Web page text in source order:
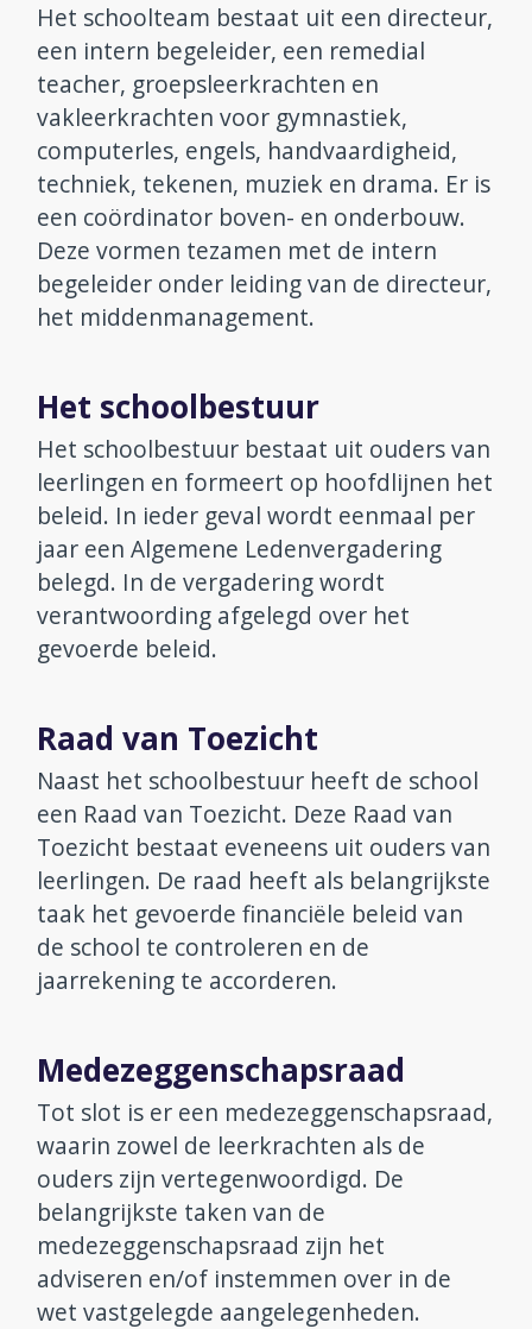
Het schoolteam bestaat uit een directeur,
een intern begeleider, een remedial
teacher, groepsleerkrachten en
vakleerkrachten voor gymnastiek,
computerles, engels, handvaardigheid,
techniek, tekenen, muziek en drama. Er is
een coördinator boven- en onderbouw.
Deze vormen tezamen met de intern
begeleider onder leiding van de directeur,
het middenmanagement.
Het schoolbestuur
Het schoolbestuur bestaat uit ouders van
leerlingen en formeert op hoofdlijnen het
beleid. In ieder geval wordt eenmaal per
jaar een Algemene Ledenvergadering
belegd. In de vergadering wordt
verantwoording afgelegd over het
gevoerde beleid.
Raad van Toezicht
Naast het schoolbestuur heeft de school
een Raad van Toezicht. Deze Raad van
Toezicht bestaat eveneens uit ouders van
leerlingen. De raad heeft als belangrijkste
taak het gevoerde financiële beleid van
de school te controleren en de
jaarrekening te accorderen.
Medezeggenschapsraad
Tot slot is er een medezeggenschapsraad,
waarin zowel de leerkrachten als de
ouders zijn vertegenwoordigd. De
belangrijkste taken van de
medezeggenschapsraad zijn het
adviseren en/of instemmen over in de
wet vastgelegde aangelegenheden.